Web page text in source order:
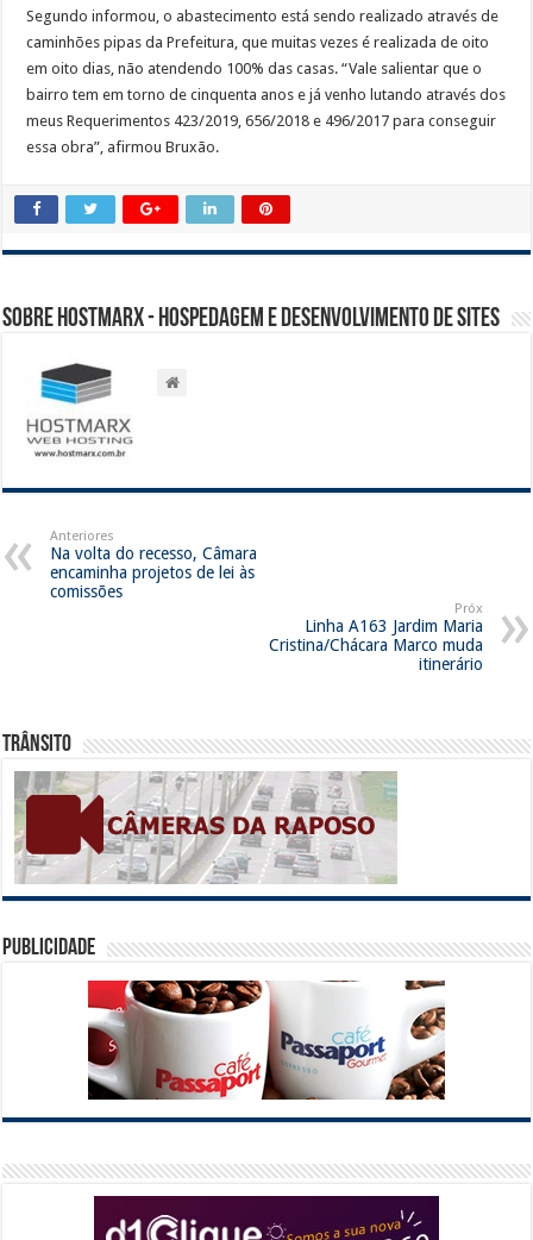
Segundo informou, o abastecimento está sendo realizado através de
caminhões pipas da Prefeitura, que muitas vezes é realizada de oito
em oito dias, não atendendo 100% das casas. “Vale salientar que o
bairro tem em torno de cinquenta anos e já venho lutando através dos
meus Requerimentos 423/2019, 656/2018 e 496/2017 para conseguir
essa obra”, afirmou Bruxão.
Sobre Hostmarx - Hospedagem e Desenvolvimento de Sites
Anteriores
Na volta do recesso, Câmara
encaminha projetos de lei às
comissões
Próx
Linha A163 Jardim Maria
Cristina/Chácara Marco muda
itinerário
Trânsito
Publicidade